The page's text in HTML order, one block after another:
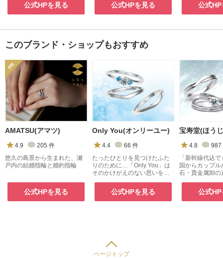
公式HPを見る 公式HPを見る 公式
このブランド・ショップもおすすめ
AMATSU(アマツ)
4.9 205 件
悠久の島景から生まれた、瀬
戸内の結婚指輪と婚約指輪
公式HPを見る
Only You(オンリーユー)
4.4 66 件
たったひとりを見つけたふた
りのために…「Only You」は
そのかけがえのない思いをず
イダルジュエリーです。
公式HPを見る
宝寿堂(ほう
4.8
987
「新幹線代込
国からカップル
石・貴金属卸の
公式
ページトップ